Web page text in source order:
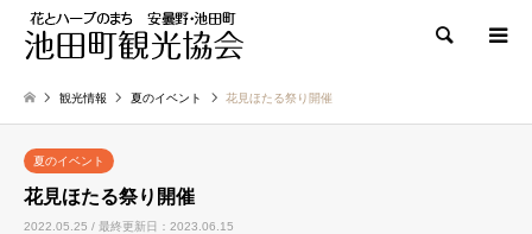
検索
観光情報 夏のイベント 花見ほたる祭り開催
夏のイベント
花見ほたる祭り開催
2022.05.25 / 最終更新日：2023.06.15